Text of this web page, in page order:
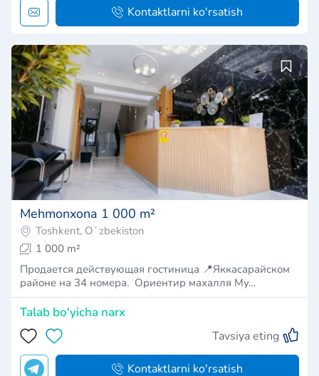
Kontaktlarni ko'rsatish
Mehmonxona 1 000 m²
Toshkent, Oʻzbekiston
1 000 m²
Продается действующая гостиница 📍Яккасарайском
районе на 34 номера. Ориентир махалля Му…
Talab bo'yicha narx
Tavsiya eting
Kontaktlarni ko'rsatish